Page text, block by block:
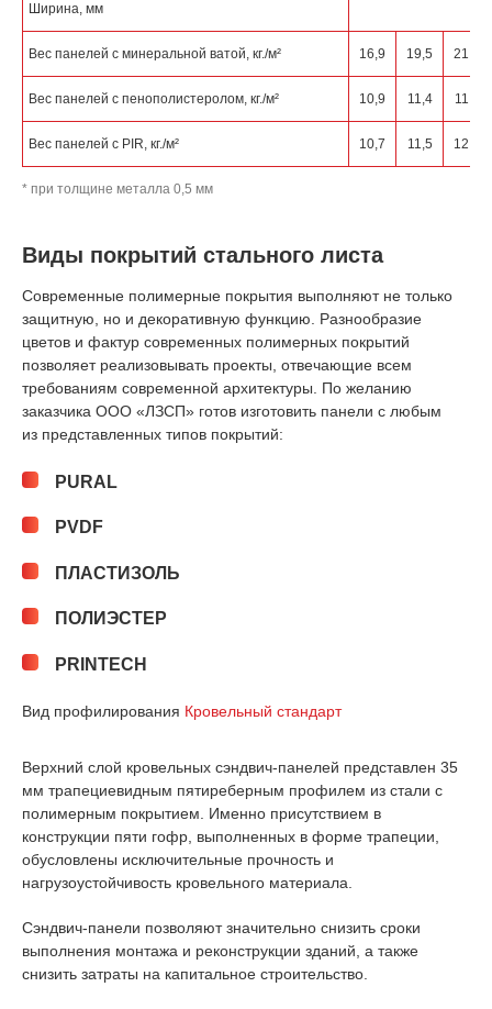
Ширина, мм
Вес панелей с минеральной ватой, кг./м² 16,9 19,5 21,9
Вес панелей с пенополистеролом, кг./м² 10,9 11,4 11,9
Вес панелей с PIR, кг./м² 10,7 11,5 12,3
* при толщине металла 0,5 мм
Виды покрытий стального листа
Современные полимерные покрытия выполняют не только
защитную, но и декоративную функцию. Разнообразие
цветов и фактур современных полимерных покрытий
позволяет реализовывать проекты, отвечающие всем
требованиям современной архитектуры. По желанию
заказчика ООО «ЛЗСП» готов изготовить панели с любым
из представленных типов покрытий:
PURAL
PVDF
ПЛАСТИЗОЛЬ
ПОЛИЭСТЕР
PRINTECH
Вид профилирования Кровельный стандарт
Верхний слой кровельных сэндвич-панелей представлен 35
мм трапециевидным пятиреберным профилем из стали с
полимерным покрытием. Именно присутствием в
конструкции пяти гофр, выполненных в форме трапеции,
обусловлены исключительные прочность и
нагрузоустойчивость кровельного материала.
Сэндвич-панели позволяют значительно снизить сроки
выполнения монтажа и реконструкции зданий, а также
снизить затраты на капитальное строительство.